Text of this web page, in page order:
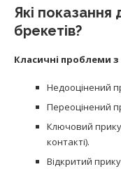
Які
брекетів?
Класичні проблеми
Недооцінений
Переоцінений
Ключовий
контакті).
Відкритий